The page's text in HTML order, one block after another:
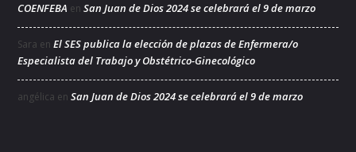
COENFEBA en San Juan de Dios 2024 se celebrará el 9 de marzo
Sara en El SES publica la elección de plazas de Enfermera/o
Especialista del Trabajo y Obstétrico-Ginecológico
angélica en San Juan de Dios 2024 se celebrará el 9 de marzo